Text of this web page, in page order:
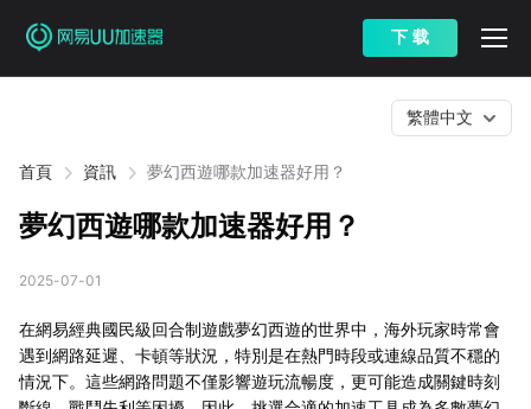
下 载
首頁 資訊 夢幻西遊哪款加速器好用？
繁體中文
夢幻西遊哪款加速器好用？
2025-07-01
在網易經典國民級回合制遊戲夢幻西遊的世界中，海外玩家時常會
遇到網路延遲、卡頓等狀況，特別是在熱門時段或連線品質不穩的
情況下。這些網路問題不僅影響遊玩流暢度，更可能造成關鍵時刻